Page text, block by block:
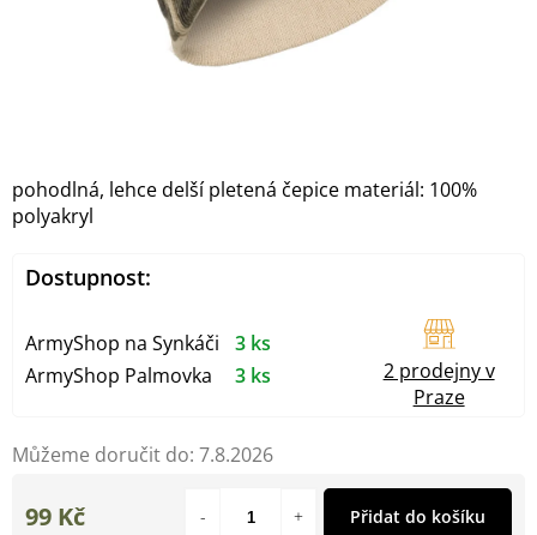
Můžeme doručit do: 7.8.2026
pohodlná, lehce delší pletená čepice materiál: 100%
polyakryl
99 Kč Přidat do košíku
Dostupnost:
ArmyShop na Synkáči
3 ks
ArmyShop Palmovka
3 ks
2 prodejny v
Praze